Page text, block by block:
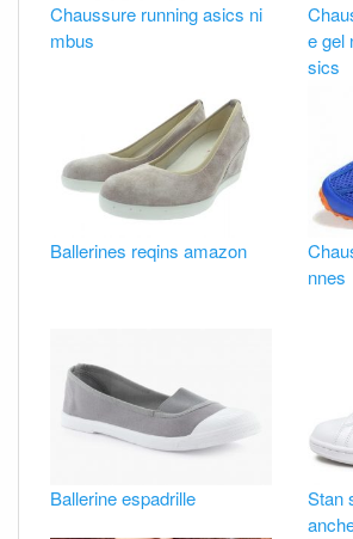
Chaussure running asics ni
mbus
e gel
sics
Ballerines reqins amazon
nnes
Ballerine espadrille
Stan